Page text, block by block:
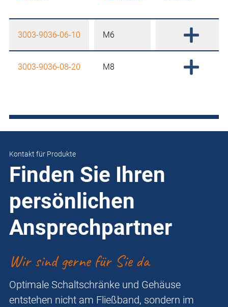
3003-9036-06-10 M6
3003-9036-08-20 M8
Kontakt für Produkte
Finden Sie Ihren
persönlichen
Ansprechpartner
Wir sind gerne für Sie da
Optimale Schaltschränke und Gehäuse
entstehen nicht am Fließband, sondern im